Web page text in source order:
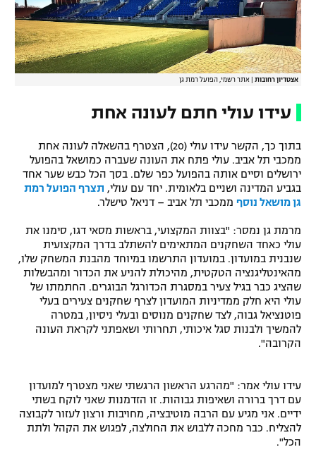
אצטדיון רחובות אתר רשמי, הפועל רמת גן
עידו עולי חתם לעונה אחת
בתוך כך, הקשר עידו עולי (20), הצטרף בהשאלה לעונה אחת
ממכבי תל אביב. עולי פתח את העונה שעברה כמושאל בהפועל
ירושלים וסיים אותה בהפועל כפר שלם. בסך הכל כבש שער אחד
בגביע המדינה ושניים בלאומית. יחד עם עולי, תצרף הפועל רמת
גן מושאל נוסף ממכבי תל אביב – דניאל טישלר.
מרמת גן נמסר: "בצוות המקצועי, בראשות מסאי דגו, סימנו את
עולי כאחד השחקנים המתאימים להשתלב בדרך המקצועית
שנבנית במועדון. במועדון התרשמו במיוחד מהבנת המשחק שלו,
מהאינטליגנציה הטקטית, מהיכולת להניע את הכדור ומהבשלות
שהציג כבר בגיל צעיר במסגרת הכדורגל הבוגרים. החתמתו של
עולי היא חלק ממדיניות המועדון לצרף שחקנים צעירים בעלי
פוטנציאל גבוה, לצד שחקנים מנוסים ובעלי ניסיון, במטרה
להמשיך ולבנות סגל איכותי, תחרותי ושאפתני לקראת העונה
הקרובה".
עידו עולי אמר: "מהרגע הראשון הרגשתי שאני מצטרף למועדון
עם דרך ברורה ושאיפות גבוהות. זו הזדמנות שאני לוקח בשתי
ידיים. אני מגיע עם הרבה מוטיבציה, מחויבות ורצון לעזור לקבוצה
להצליח. כבר מחכה ללבוש את החולצה, לפגוש את הקהל ולתת
הכל".